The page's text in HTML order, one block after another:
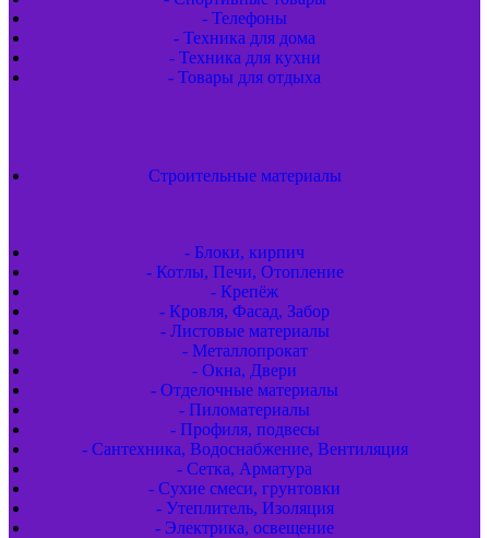
- Телефоны
- Техника для дома
- Техника для кухни
- Товары для отдыха
Строительные материалы
- Блоки, кирпич
- Котлы, Печи, Отопление
- Крепёж
- Кровля, Фасад, Забор
- Листовые материалы
- Металлопрокат
- Окна, Двери
- Отделочные материалы
- Пиломатериалы
- Профиля, подвесы
- Сантехника, Водоснабжение, Вентиляция
- Сетка, Арматура
- Сухие смеси, грунтовки
- Утеплитель, Изоляция
- Электрика, освещение